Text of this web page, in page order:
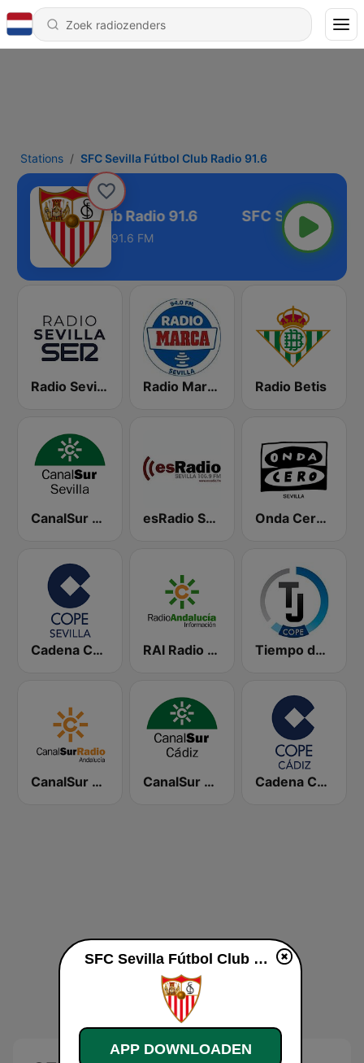
Stations SFC Sevilla Fútbol Club Radio 91.6
Fútbol Club Radio 91.6
91.6 FM
Radio Sevilla SER Radio Marca Sevilla Radio Betis
CanalSur Radio Sevilla esRadio Sevilla Onda Cero Sevilla
Cadena COPE Sevilla RAI Radio Andalucía Información Tiempo de Juego Cope Directo 2
CanalSur Radio Andalucía CanalSur Radio Cádiz Cadena COPE Cádiz
SFC Sevilla Fútbol Club Radio 91.6 live luisteren
APP DOWNLOADEN